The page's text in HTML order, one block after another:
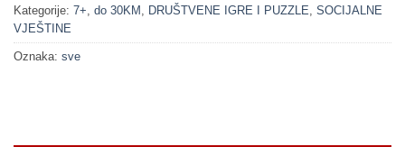
Kategorije: 7+, do 30KM , DRUŠTVENE IGRE I PUZZLE, SOCIJALNE
VJEŠTINE
Oznaka: sve